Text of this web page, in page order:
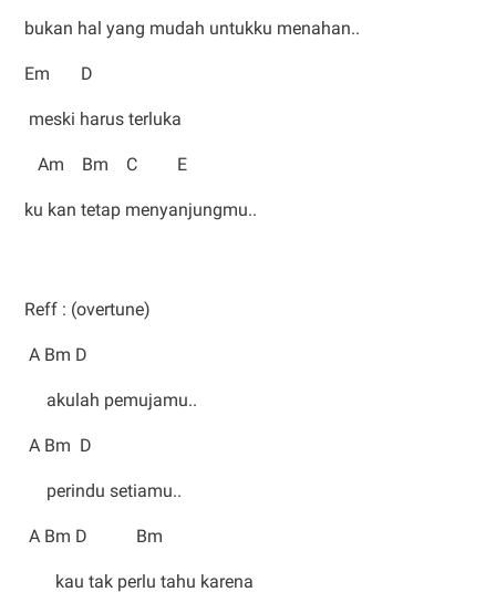
bukan hal yang mudah untukku menahan..
Em D
meski harus terluka
Am Bm C E
ku kan tetap menyanjungmu..
Reff : (overtune)
A Bm D
akulah pemujamu..
A Bm D
perindu setiamu..
A Bm D Bm
kau tak perlu tahu karena